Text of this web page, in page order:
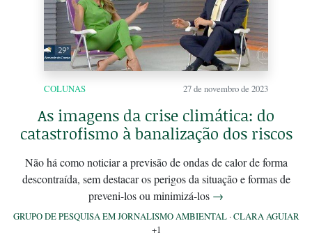
COLUNAS 27 de novembro de 2023
As imagens da crise climática: do
catastrofismo à banalização dos riscos
Não há como noticiar a previsão de ondas de calor de forma
descontraída, sem destacar os perigos da situação e formas de
preveni-los ou minimizá-los →
GRUPO DE PESQUISA EM JORNALISMO AMBIENTAL·CLARA AGUIAR
+1